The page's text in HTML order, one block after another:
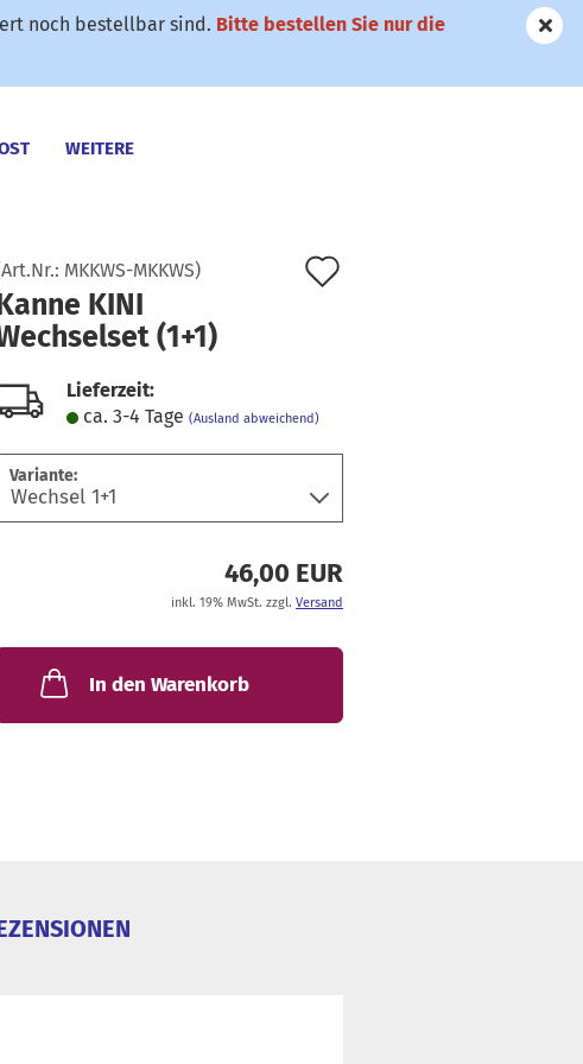
noch bestellbar sind. Bitte bestellen Sie nur die
WEITERE
MKKWS-MKKWS)
KINI
(1+1)
Lieferzeit:
ca. 3-4 Tage (Ausland abweichend)
Variante:
46,00 EUR
inkl. 19% MwSt. zzgl. Versand
In den Warenkorb